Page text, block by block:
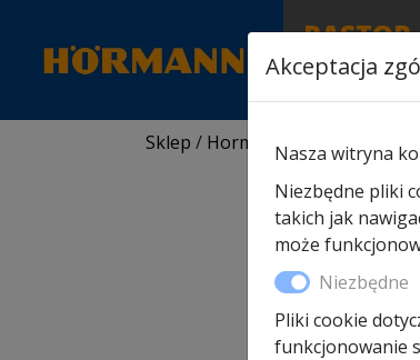
RASTOR
PARTNER &
Sklep / Hormann części zamienne
Akceptacja
Nasza witryna
Niezbędne pliki
takich jak
może
Niezbędne
Pliki cookie
funkcjonowanie